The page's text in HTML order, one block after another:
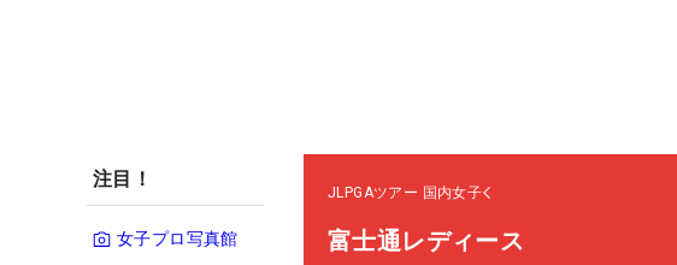
注目！
女子プロ写真館
JLPGAツアー 国内女子
富士通レディース